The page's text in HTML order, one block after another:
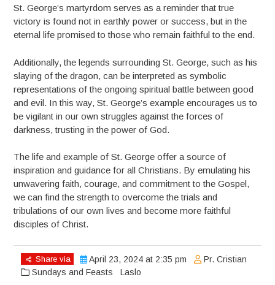
St. George’s martyrdom serves as a reminder that true
victory is found not in earthly power or success, but in the
eternal life promised to those who remain faithful to the end.
Additionally, the legends surrounding St. George, such as his
slaying of the dragon, can be interpreted as symbolic
representations of the ongoing spiritual battle between good
and evil. In this way, St. George’s example encourages us to
be vigilant in our own struggles against the forces of
darkness, trusting in the power of God.
The life and example of St. George offer a source of
inspiration and guidance for all Christians. By emulating his
unwavering faith, courage, and commitment to the Gospel,
we can find the strength to overcome the trials and
tribulations of our own lives and become more faithful
disciples of Christ.
Share via
April 23, 2024 at 2:35 pm
Sundays and Feasts
Pr. Cristian
Laslo